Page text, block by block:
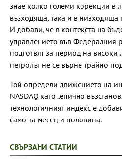
знае колко големи корекции в
възходяща, така и в низходяща
И добави, че в контекста на
управлението във Федералния
подготвят за период на високи
петролът не се върне трайно
Той определи движението на
NASDAQ като „епично
технологичният индекс е
само за месец и половина.
СВЪРЗАНИ СТАТИИ